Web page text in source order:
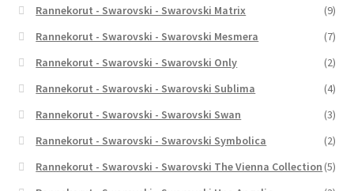
Rannekorut - Swarovski - Swarovski Matrix
(9)
Rannekorut - Swarovski - Swarovski Mesmera
(7)
Rannekorut - Swarovski - Swarovski Only
(2)
Rannekorut - Swarovski - Swarovski Sublima
(4)
Rannekorut - Swarovski - Swarovski Swan
(3)
Rannekorut - Swarovski - Swarovski Symbolica
(2)
Rannekorut - Swarovski - Swarovski The Vienna Collection (5)